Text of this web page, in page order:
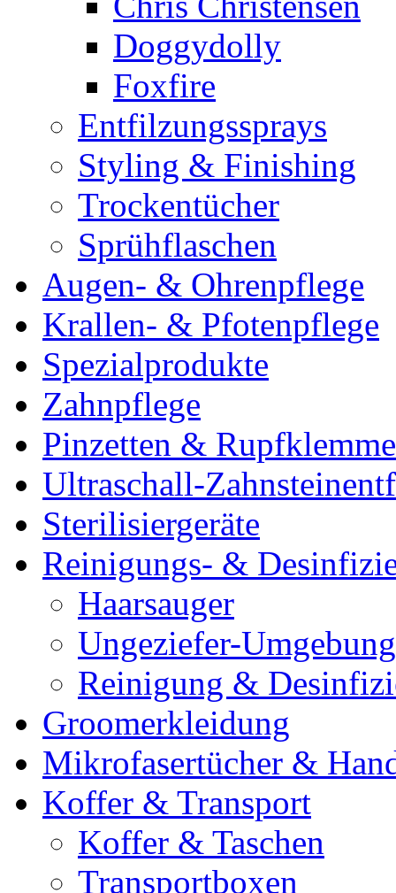
Doggydolly
Foxfire
Entfilzungssprays
Styling & Finishing
Trockentücher
Sprühflaschen
Augen- & Ohrenpflege
Krallen- & Pfotenpflege
Spezialprodukte
Zahnpflege
Pinzetten &
Ultraschall-
Sterilisiergeräte
Reinigungs- &
Haarsauger
Ungeziefer-
Reinigung &
Groomerkleidung
Mikrofasertücher &
Koffer & Transport
Koffer & Taschen
Transportboxen